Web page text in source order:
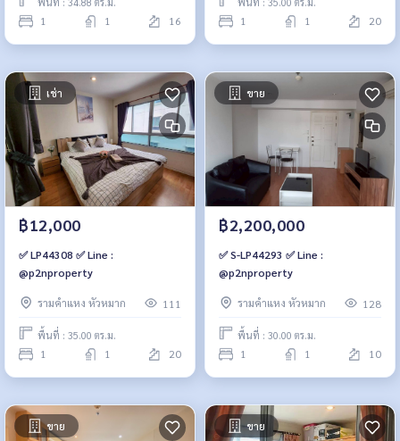
1 1 16 1 1 20
เช่า
฿12,000
✅ LP44308 ✅ Line :
@p2nproperty
รามคำแหง หัวหมาก 111
พื้นที่ : 35.00 ตร.ม.
1 1 20
ขาย
฿2,200,000
✅ S-LP44293 ✅ Line :
@p2nproperty
รามคำแหง หัวหมาก 128
พื้นที่ : 30.00 ตร.ม.
1 1 10
ขาย ขาย